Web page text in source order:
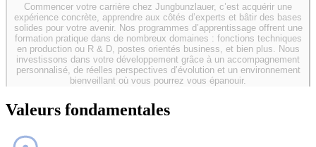
Commencer votre carrière chez Jungbunzlauer, c’est acquérir une
expérience concrète, apprendre aux côtés d’experts et bâtir des bases
solides pour votre avenir. Nos programmes d’apprentissage offrent une
formation pratique dans de nombreux domaines : fonctions techniques
en production ou R & D, postes orientés business, et bien plus. Nous
investissons dans votre développement grâce à un accompagnement
personnalisé, de réelles perspectives d’évolution et un environnement
bienveillant où vous pourrez vous épanouir.
Valeurs fondamentales